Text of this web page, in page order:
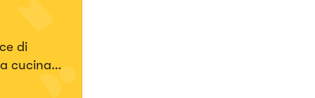
di
cucina